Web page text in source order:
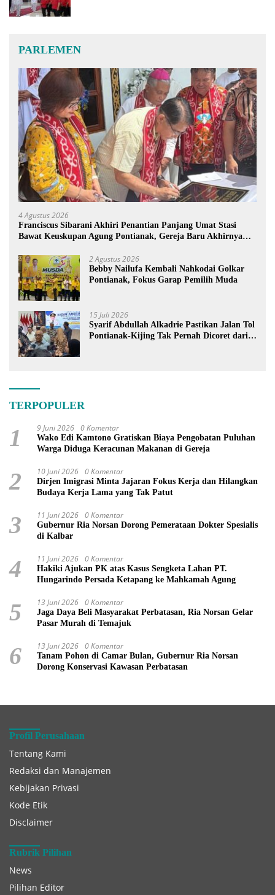
PARLEMEN
4 Agustus 2026
Franciscus Sibarani Akhiri Penantian Panjang Umat Stasi
Bawat Keuskupan Agung Pontianak, Gereja Baru Akhirnya
2 Agustus 2026
Bebby Nailufa Kembali Nahkodai Golkar
Pontianak, Fokus Garap Pemilih Muda
15 Juli 2026
Syarif Abdullah Alkadrie Pastikan Jalan Tol
Pontianak-Kijing Tak Pernah Dicoret dari
TERPOPULER
1 9 Juni 2026 0 Komentar
Wako Edi Kamtono Gratiskan Biaya Pengobatan Puluhan
Warga Diduga Keracunan Makanan di Gereja
2 10 Juni 2026 0 Komentar
Dirjen Imigrasi Minta Jajaran Fokus Kerja dan Hilangkan
Budaya Kerja Lama yang Tak Patut
3 11 Juni 2026 0 Komentar
Gubernur Ria Norsan Dorong Pemerataan Dokter Spesialis
di Kalbar
4 11 Juni 2026 0 Komentar
Hakiki Ajukan PK atas Kasus Sengketa Lahan PT.
Hungarindo Persada Ketapang ke Mahkamah Agung
5 13 Juni 2026 0 Komentar
Jaga Daya Beli Masyarakat Perbatasan, Ria Norsan Gelar
Pasar Murah di Temajuk
6 13 Juni 2026 0 Komentar
Tanam Pohon di Camar Bulan, Gubernur Ria Norsan
Dorong Konservasi Kawasan Perbatasan
Profil Perusahaan
Tentang Kami
Redaksi dan Manajemen
Kebijakan Privasi
Kode Etik
Disclaimer
Rubrik Pilihan
News
Pilihan Editor